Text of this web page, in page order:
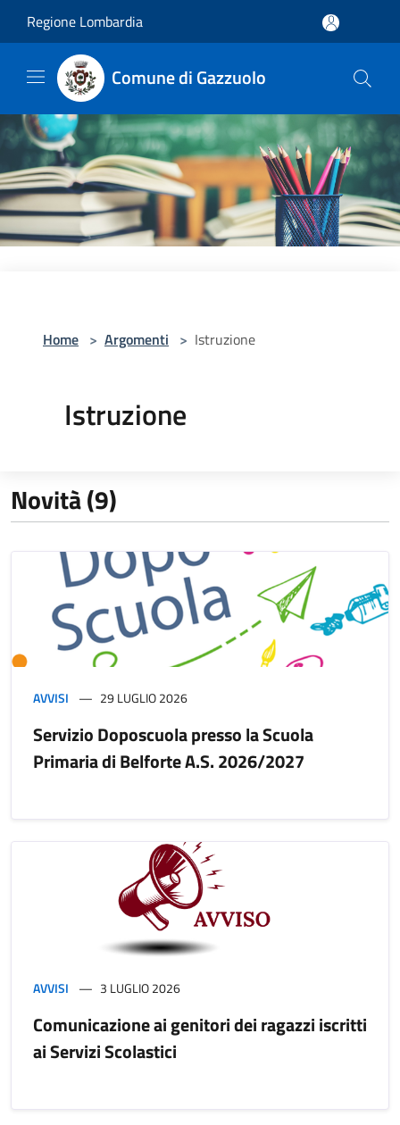
Regione Lombardia
Comune di Gazzuolo
Home > Argomenti > Istruzione
Istruzione
Novità (9)
AVVISI 29 LUGLIO 2026
Servizio Doposcuola presso la Scuola
Primaria di Belforte A.S. 2026/2027
AVVISI 3 LUGLIO 2026
Comunicazione ai genitori dei ragazzi iscritti
ai Servizi Scolastici